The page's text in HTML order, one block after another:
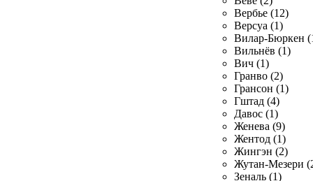
Вербье (12)
Версуа (1)
Вилар-Бюркен
Вильнёв (1)
Вич (1)
Гранво (2)
Грансон (1)
Гштад (4)
Давос (1)
Женева (9)
Жентод (1)
Жингэн (2)
Жутан-Мезери
Зеналь (1)